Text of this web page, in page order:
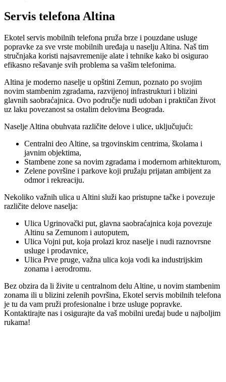
Servis telefona Altina
Ekotel servis mobilnih telefona pruža brze i pouzdane usluge
popravke za sve vrste mobilnih uređaja u naselju Altina. Naš tim
stručnjaka koristi najsavremenije alate i tehnike kako bi osigurao
efikasno rešavanje svih problema sa vašim telefonima.
Altina je moderno naselje u opštini Zemun, poznato po svojim
novim stambenim zgradama, razvijenoj infrastrukturi i blizini
glavnih saobraćajnica. Ovo područje nudi udoban i praktičan život
uz laku povezanost sa ostalim delovima Beograda.
Naselje Altina obuhvata različite delove i ulice, uključujući:
Centralni deo Altine, sa trgovinskim centrima, školama i
javnim objektima,
Stambene zone sa novim zgradama i modernom arhitekturom,
Zelene površine i parkove koji pružaju prijatan ambijent za
odmor i rekreaciju.
Nekoliko važnih ulica u Altini služi kao pristupne tačke i povezuje
različite delove naselja:
Ulica Ugrinovački put, glavna saobraćajnica koja povezuje
Altinu sa Zemunom i autoputem,
Ulica Vojni put, koja prolazi kroz naselje i nudi raznovrsne
usluge i prodavnice,
Ulica Prve pruge, važna ulica koja vodi ka industrijskim
zonama i aerodromu.
Bez obzira da li živite u centralnom delu Altine, u novim stambenim
zonama ili u blizini zelenih površina, Ekotel servis mobilnih telefona
je tu da vam pruži profesionalne i brze usluge popravke.
Kontaktirajte nas i osigurajte da vaš mobilni uređaj bude u najboljim
rukama!